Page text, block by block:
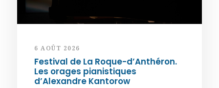
6 AOÛT 2026
Festival de La Roque-d’Anthéron.
Les orages pianistiques
d’Alexandre Kantorow